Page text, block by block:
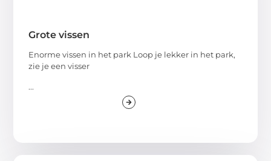
Grote vissen
Enorme vissen in het park Loop je lekker in het park,
zie je een visser
...